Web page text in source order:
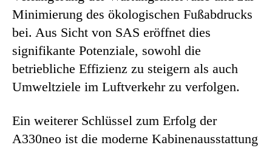
Minimierung des ökologischen Fußabdrucks
bei. Aus Sicht von SAS eröffnet dies
signifikante Potenziale, sowohl die
betriebliche Effizienz zu steigern als auch
Umweltziele im Luftverkehr zu verfolgen.
Ein weiterer Schlüssel zum Erfolg der
A330neo ist die moderne Kabinenausstattung